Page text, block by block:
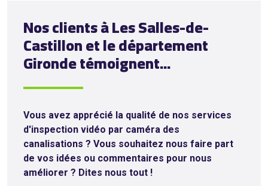
Nos clients à Les Salles-de-
Castillon et le département
Gironde témoignent...
Vous avez apprécié la qualité de nos services
d'inspection vidéo par caméra des
canalisations ? Vous souhaitez nous faire part
de vos idées ou commentaires pour nous
améliorer ? Dites nous tout !